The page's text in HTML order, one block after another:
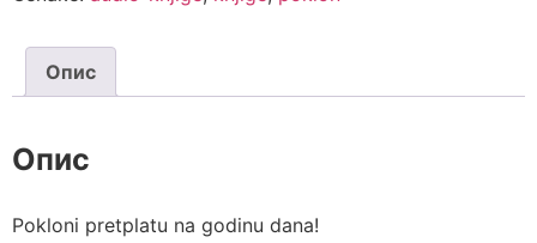
Опис
Опис
Pokloni pretplatu na godinu dana!